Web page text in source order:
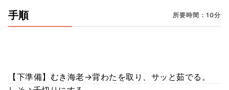
手順 所要時間：10分
【下準備】むき海老→背わたを取り、サッと茹でる。